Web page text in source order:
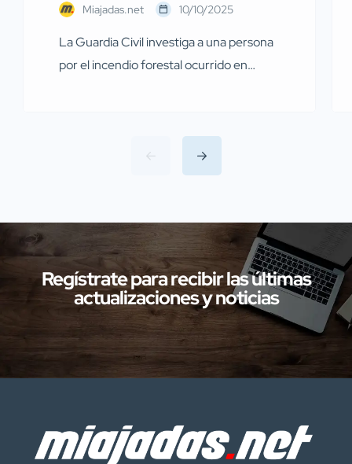
Miajadas.net 10/10/2025
La Guardia Civil investiga a una persona
por el incendio forestal ocurrido en
Servicio de Protección de la Naturaleza
(SEPRONA) de la Comandancia de
Cáceres han llevado a cabo
de la provincia de Cáceres relacionadas
con presuntos delitos […]
Regístrate para recibir las últimas
actualizaciones y noticias